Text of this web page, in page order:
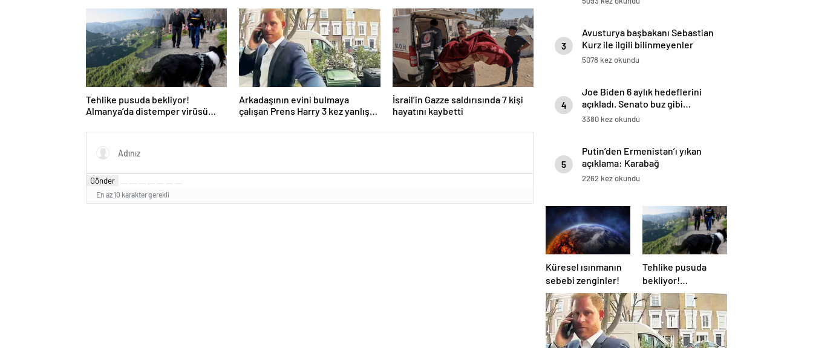
Tehlike pusuda bekliyor!
Almanya’da distemper virüsü
Arkadaşının evini bulmaya
çalışan Prens Harry 3 kez yanlış
İsrail’in Gazze saldırısında 7 kişi
hayatını kaybetti
Gönder
En az 10 karakter gerekli
3
Avusturya başbakanı Sebastian
Kurz ile ilgili bilinmeyenler
5078 kez okundu
4
Joe Biden 6 aylık hedeflerini
açıkladı. Senato buz gibi…
3380 kez okundu
5
Putin’den Ermenistan’ı yıkan
açıklama: Karabağ
Azerbaycan’ın ayrılmaz bir
2262 kez okundu
Küresel ısınmanın
sebebi zenginler!
Tehlike pusuda
bekliyor!
Almanya’da
distemper virüsü
yayılıyor: Çoğu
kurtarılamayacak!